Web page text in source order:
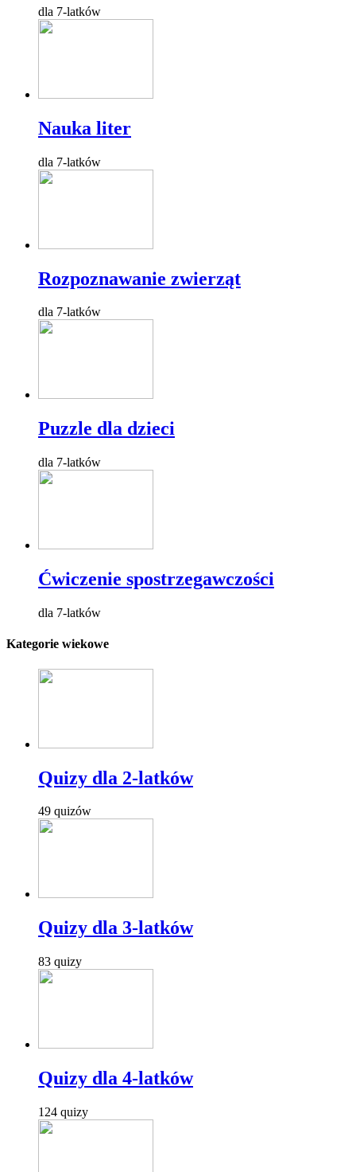
dla 7-latków
Nauka liter
dla 7-latków
Rozpoznawanie zwierząt
dla 7-latków
Puzzle dla dzieci
dla 7-latków
Ćwiczenie spostrzegawczości
dla 7-latków
Kategorie wiekowe
Quizy dla 2-latków
49 quizów
Quizy dla 3-latków
83 quizy
Quizy dla 4-latków
124 quizy